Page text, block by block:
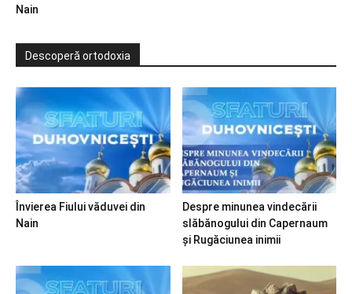
Nain
Descoperă ortodoxia
Învierea Fiului văduvei din
Nain
Despre minunea vindecării
slăbănogului din Capernaum
și Rugăciunea inimii